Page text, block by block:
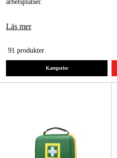
El & bygg
Skog & trädgård
Hem & fritid
Våra varumärken
arbetsplatser.
Läs mer
91 produkter
Kategorier